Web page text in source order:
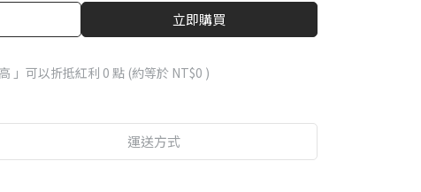
立即購買
」可以折抵紅利 0 點 (約等於 NT$0 )
運送方式